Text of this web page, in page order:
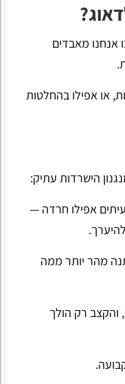
אנחנו מאבדים
או אפילו בהחלטות
הישרדות עתיק:
אפילו חרדה —
מהר יותר ממה
והקצב רק הולך